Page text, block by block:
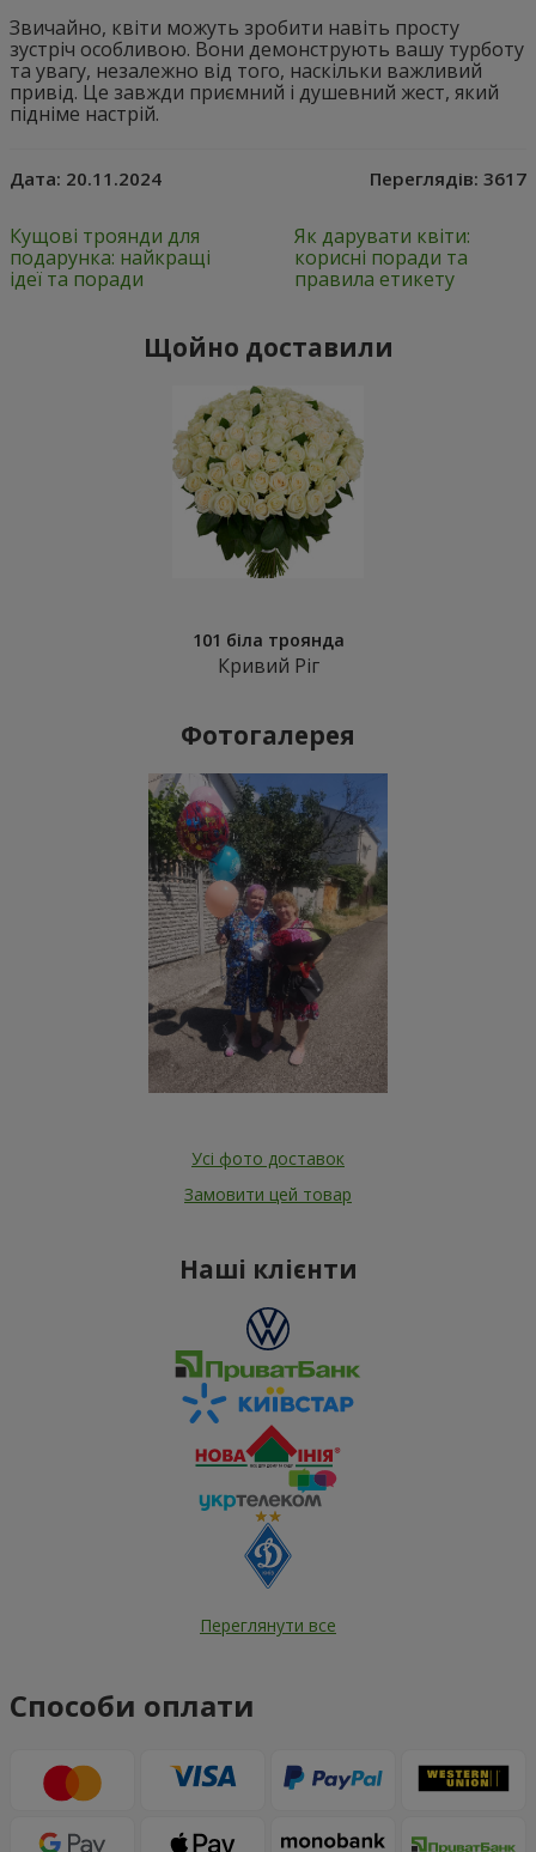
Звичайно, квіти можуть зробити навіть просту
зустріч особливою. Вони демонструють вашу турботу
та увагу, незалежно від того, наскільки важливий
привід. Це завжди приємний і душевний жест, який
підніме настрій.
Дата: 20.11.2024 Переглядів: 3617
Кущові троянди для
подарунка: найкращі
ідеї та поради
Як дарувати квіти:
корисні поради та
правила етикету
Щойно доставили
101 біла троянда
Кривий Ріг
Фотогалерея
Усі фото доставок
Замовити цей товар
Наші клієнти
Переглянути все
Способи оплати